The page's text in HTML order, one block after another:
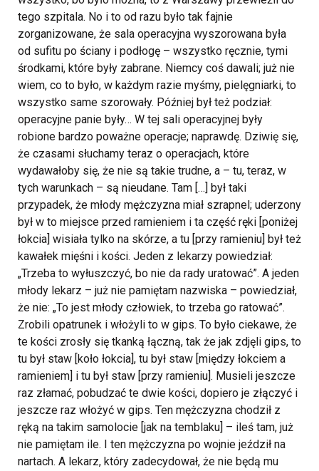
tego szpitala. No i to od razu było tak fajnie
zorganizowane, że sala operacyjna wyszorowana była
od sufitu po ściany i podłogę – wszystko ręcznie, tymi
środkami, które były zabrane. Niemcy coś dawali; już nie
wiem, co to było, w każdym razie myśmy, pielęgniarki, to
wszystko same szorowały. Później był też podział:
operacyjne panie były… W tej sali operacyjnej były
robione bardzo poważne operacje; naprawdę. Dziwię się,
że czasami słuchamy teraz o operacjach, które
wydawałoby się, że nie są takie trudne, a – tu, teraz, w
tych warunkach – są nieudane. Tam […] był taki
przypadek, że młody mężczyzna miał szrapnel; uderzony
był w to miejsce przed ramieniem i ta część ręki [poniżej
łokcia] wisiała tylko na skórze, a tu [przy ramieniu] był też
kawałek mięśni i kości. Jeden z lekarzy powiedział:
„Trzeba to wyłuszczyć, bo nie da rady uratować”. A jeden
młody lekarz – już nie pamiętam nazwiska – powiedział,
że nie: „To jest młody człowiek, to trzeba go ratować”.
Zrobili opatrunek i włożyli to w gips. To było ciekawe, że
te kości zrosły się tkanką łączną, tak że jak zdjęli gips, to
tu był staw [koło łokcia], tu był staw [między łokciem a
ramieniem] i tu był staw [przy ramieniu]. Musieli jeszcze
raz złamać, pobudzać te dwie kości, dopiero je złączyć i
jeszcze raz włożyć w gips. Ten mężczyzna chodził z
ręką na takim samolocie [jak na temblaku] – ileś tam, już
nie pamiętam ile. I ten mężczyzna po wojnie jeździł na
nartach. A lekarz, który zadecydował, że nie będą mu